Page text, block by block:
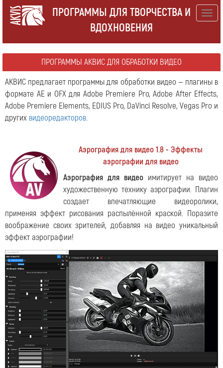
ПРОГРАММЫ ДЛЯ ТВОРЧЕСТВА И
ВДОХНОВЕНИЯ
ПРОГРАММЫ АКВИС ДЛЯ ОБРАБОТКИ ВИДЕО
АКВИС предлагает программы для обработки видео — плагины в
формате AE и OFX для Adobe Premiere Pro, Adobe After Effects,
Adobe Premiere Elements, EDIUS Pro, DaVinci Resolve, Vegas Pro и
других видеоредакторов.
Аэрография для видео 1.8 - Эффекты
аэрографии для видео
Аэрография для видео имитирует на видео
художественную технику аэрографии. Плагин
создает впечатляющие видеоролики,
применяя эффект рисования распылённой краской. Поразите
воображение своих зрителей, добавляя на видео уникальный
эффект аэрографии!